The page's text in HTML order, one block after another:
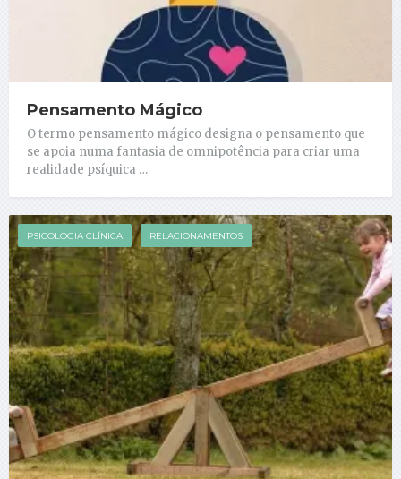
Pensamento Mágico
O termo pensamento mágico designa o pensamento que
se apoia numa fantasia de omnipotência para criar uma
realidade psíquica …
PSICOLOGIA CLÍNICA RELACIONAMENTOS